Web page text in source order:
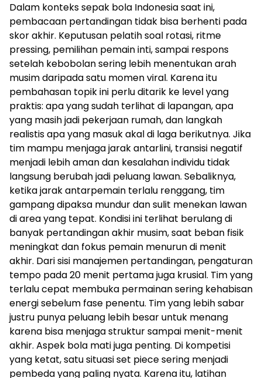
Dalam konteks sepak bola Indonesia saat ini,
pembacaan pertandingan tidak bisa berhenti pada
skor akhir. Keputusan pelatih soal rotasi, ritme
pressing, pemilihan pemain inti, sampai respons
setelah kebobolan sering lebih menentukan arah
musim daripada satu momen viral. Karena itu
pembahasan topik ini perlu ditarik ke level yang
praktis: apa yang sudah terlihat di lapangan, apa
yang masih jadi pekerjaan rumah, dan langkah
realistis apa yang masuk akal di laga berikutnya. Jika
tim mampu menjaga jarak antarlini, transisi negatif
menjadi lebih aman dan kesalahan individu tidak
langsung berubah jadi peluang lawan. Sebaliknya,
ketika jarak antarpemain terlalu renggang, tim
gampang dipaksa mundur dan sulit menekan lawan
di area yang tepat. Kondisi ini terlihat berulang di
banyak pertandingan akhir musim, saat beban fisik
meningkat dan fokus pemain menurun di menit
akhir. Dari sisi manajemen pertandingan, pengaturan
tempo pada 20 menit pertama juga krusial. Tim yang
terlalu cepat membuka permainan sering kehabisan
energi sebelum fase penentu. Tim yang lebih sabar
justru punya peluang lebih besar untuk menang
karena bisa menjaga struktur sampai menit-menit
akhir. Aspek bola mati juga penting. Di kompetisi
yang ketat, satu situasi set piece sering menjadi
pembeda yang paling nyata. Karena itu, latihan